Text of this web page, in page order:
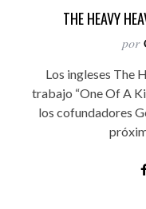
THE HEAVY
por
Los ingleses The
trabajo “One Of A
los cofundadores